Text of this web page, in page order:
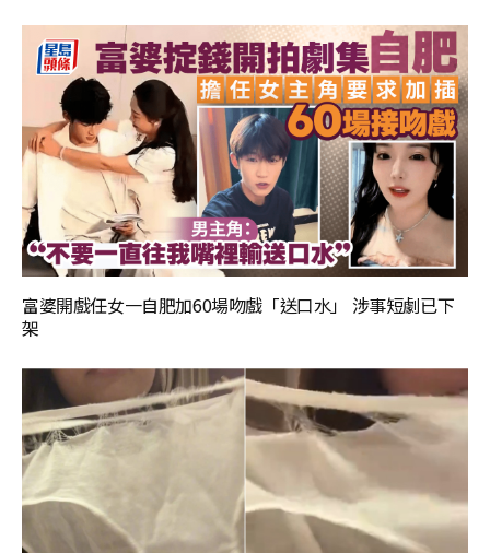
富婆開戲任女一自肥加60場吻戲「送口水」 涉事短劇已下
架